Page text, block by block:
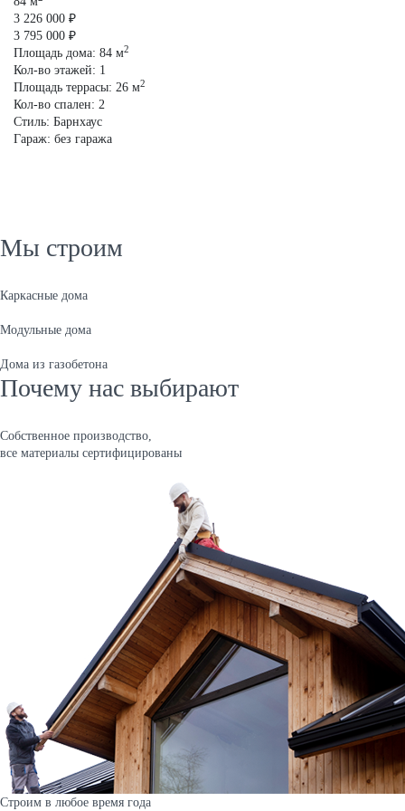
3 226 000 ₽
3 795 000 ₽
Площадь дома: 84 м2
Кол-во этажей: 1
Площадь террасы: 26 м2
Кол-во спален: 2
Стиль: Барнхаус
Гараж: без гаража
Мы строим
Каркасные дома
Модульные дома
Дома из газобетона
Почему нас выбирают
Собственное производство,
все материалы сертифицированы
Строим в любое время года